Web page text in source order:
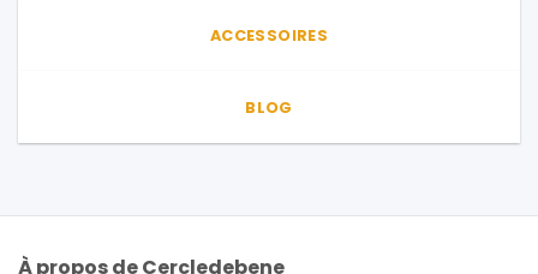
ACCESSOIRES
BLOG
À propos de Cercledebene